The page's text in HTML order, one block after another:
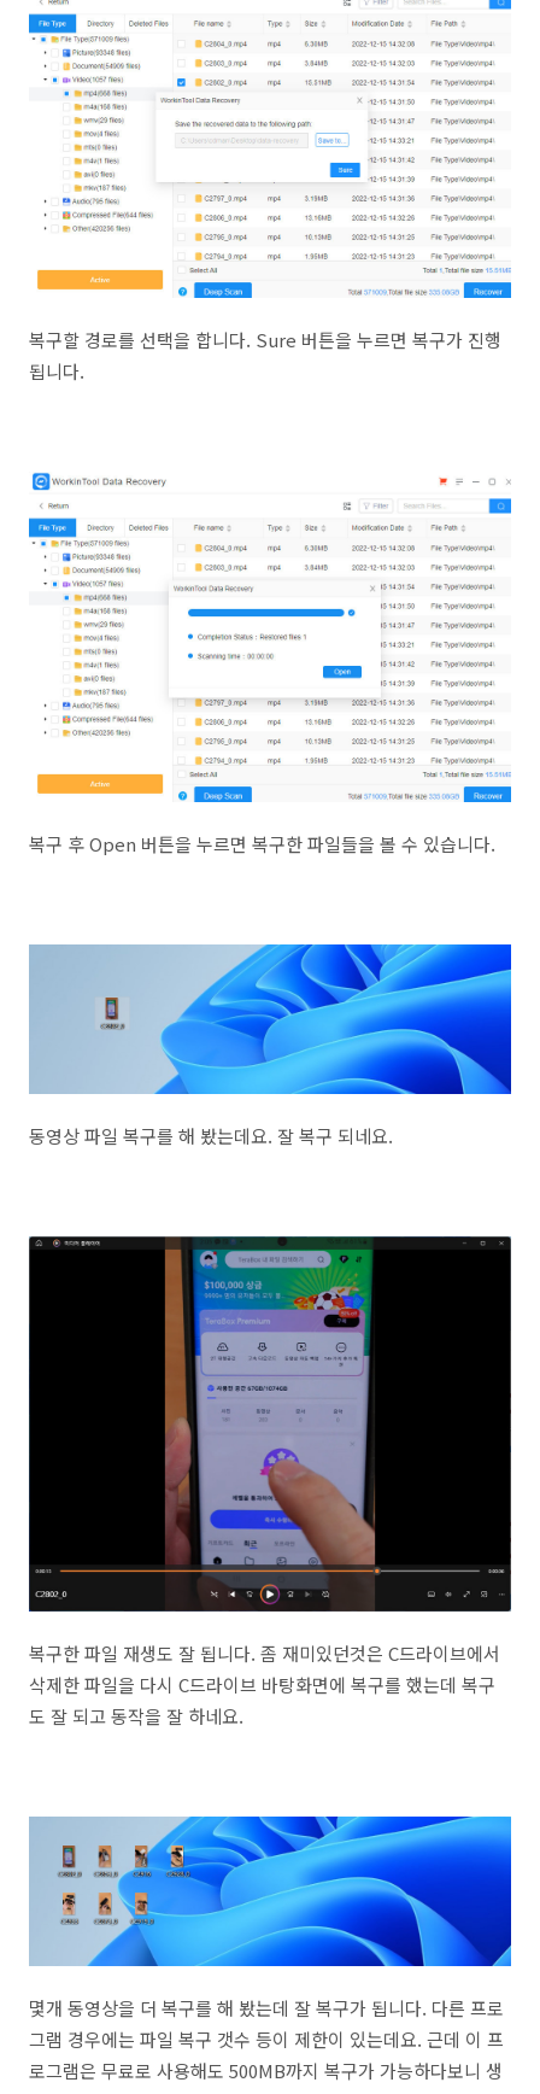
복구할 경로를 선택을 합니다. Sure 버튼을 누르면 복구가 진행
됩니다.
복구 후 Open 버튼을 누르면 복구한 파일들을 볼 수 있습니다.
동영상 파일 복구를 해 봤는데요. 잘 복구 되네요.
복구한 파일 재생도 잘 됩니다. 좀 재미있던것은 C드라이브에서
삭제한 파일을 다시 C드라이브 바탕화면에 복구를 했는데 복구
도 잘 되고 동작을 잘 하네요.
몇개 동영상을 더 복구를 해 봤는데 잘 복구가 됩니다. 다른 프로
그램 경우에는 파일 복구 갯수 등이 제한이 있는데요. 근데 이 프
로그램은 무료로 사용해도 500MB까지 복구가 가능하다보니 생